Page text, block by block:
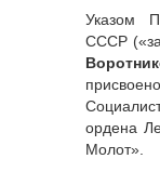
Указом
СССР
ордена
Молот».